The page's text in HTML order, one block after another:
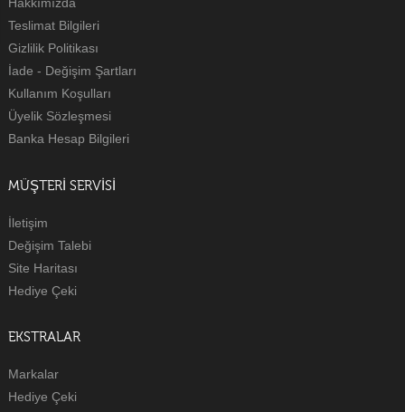
Teslimat Bilgileri
Gizlilik Politikası
İade - Değişim Şartları
Kullanım Koşulları
Üyelik Sözleşmesi
Banka Hesap Bilgileri
MÜŞTERI SERVISI
İletişim
Değişim Talebi
Site Haritası
Hediye Çeki
EKSTRALAR
Markalar
Hediye Çeki